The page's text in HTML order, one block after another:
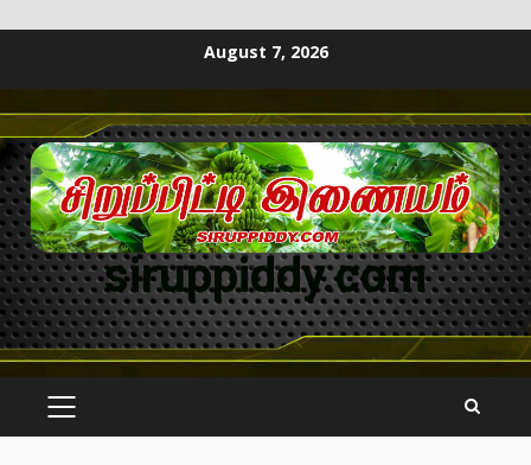
August 7, 2026
siruppiddy.com